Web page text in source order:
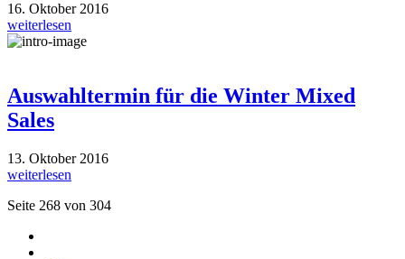
16. Oktober 2016
weiterlesen
Auswahltermin für die Winter Mixed
Sales
13. Oktober 2016
weiterlesen
Seite 268 von 304